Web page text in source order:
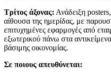
Τρίτος άξονας: Ανάδειξη
αίθουσα της ημερίδας, με
επιτυχημένες εφαρμογές από
εξωτερικού πάνω στα
βάσιμης οικονομίας.
Σε ποιους απευθύνεται: